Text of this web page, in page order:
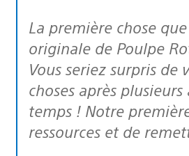
La première chose que nous avons rapidement réalisée, c’est que la version
originale de Poulpe
Vous seriez surpris
choses après
temps ! Notre
ressources et de